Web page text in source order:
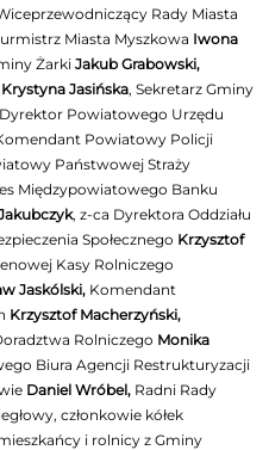
Rady Miasta
Miasta Myszkowa Iwona
ŻarkiJakub Grabowski,
Krystyna Jasińska, Sekretarz Gminy
Powiatowego Urzędu
Powiatowy Policji
Państwowej Straży
Międzypowiatowego Banku
, z-ca Dyrektora Oddziału
Społecznego Krzysztof
Kasy Rolniczego
Jaskólski, Komendant
Krzysztof Macherzyński,
Rolniczego Monika
Biura Agencji Restrukturyzacji
Daniel Wróbel, Radni Rady
członkowie kółek
i rolnicy z Gminy